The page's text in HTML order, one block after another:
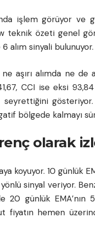
işlem görüyor ve
teknik özeti genel
alım sinyali bulunuyor.
aşırı alımda ne de
CCI ise eksi
seyrettiğini
bölgede kalmayı
olarak
koyuyor. 10 günlük
sinyal veriyor.
günlük EMA’nın
fiyatın hemen